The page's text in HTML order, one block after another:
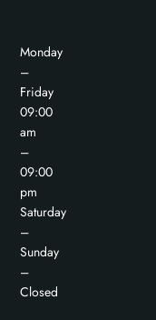
Monday
–
Friday
09:00
am
–
09:00
pm
Saturday
–
Sunday
–
Closed